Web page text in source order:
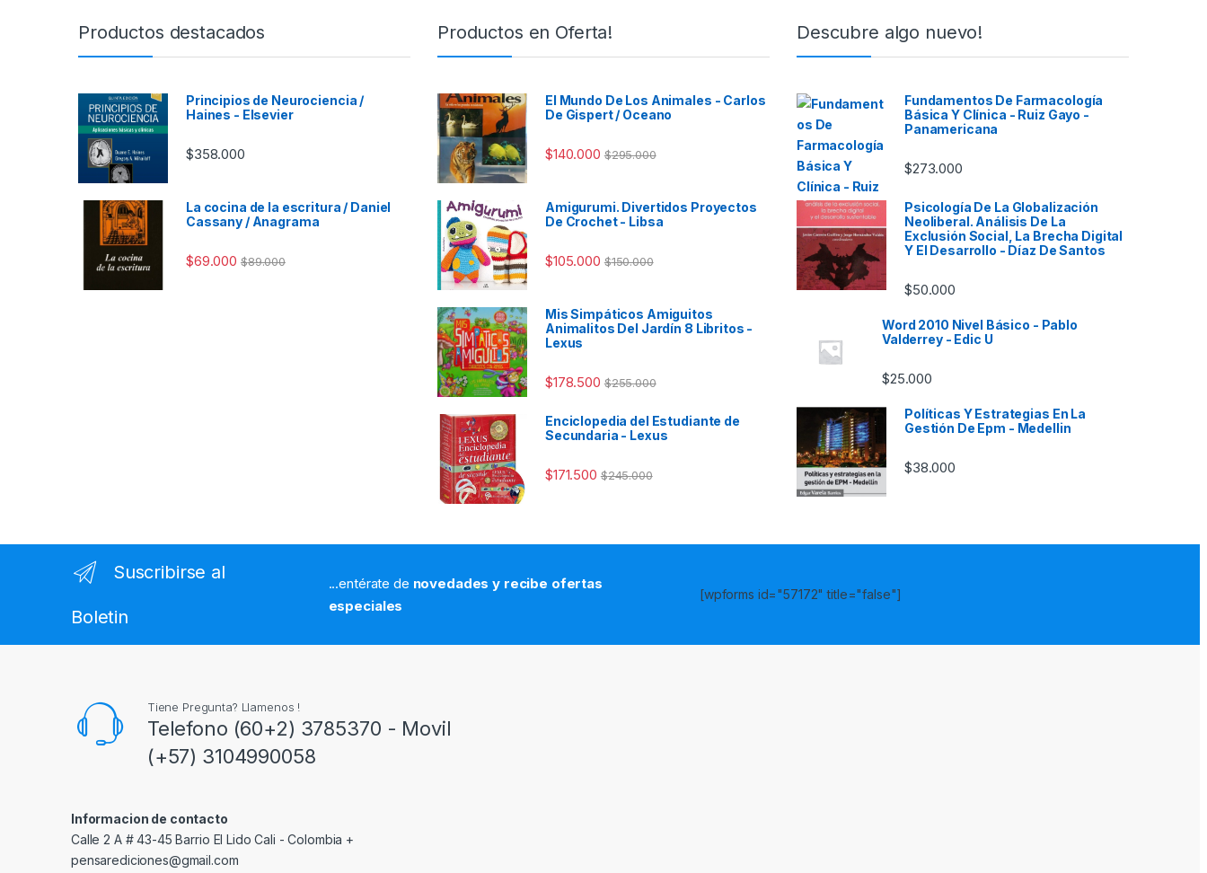
Productos destacados
Principios de Neurociencia /
Haines - Elsevier
$358.000
La cocina de la escritura / Daniel
Cassany / Anagrama
$69.000 $89.000
Productos en Oferta!
El Mundo De Los Animales - Carlos
De Gispert / Oceano
$140.000 $295.000
Amigurumi. Divertidos Proyectos
De Crochet - Libsa
$105.000 $150.000
Mis Simpáticos Amiguitos
Animalitos Del Jardín 8 Libritos -
Lexus
$178.500 $255.000
Enciclopedia del Estudiante de
Secundaria - Lexus
$171.500 $245.000
Descubre algo nuevo!
Fundamentos De Farmacología
Básica Y Clínica - Ruiz Gayo -
Panamericana
$273.000
Psicología De La Globalización
Neoliberal. Análisis De La
Exclusión Social, La Brecha Digital
Y El Desarrollo - Díaz De Santos
$50.000
Word 2010 Nivel Básico - Pablo
Valderrey - Edic U
$25.000
Políticas Y Estrategias En La
Gestión De Epm - Medellin
$38.000
Suscribirse al
Boletin
...entérate de novedades y recibe ofertas
especiales
[wpforms id="57172" title="false"]
Tiene Pregunta? Llamenos !
Telefono (60+2) 3785370 - Movil
(+57) 3104990058
Informacion de contacto
Calle 2 A # 43-45 Barrio El Lido Cali - Colombia +
pensarediciones@gmail.com